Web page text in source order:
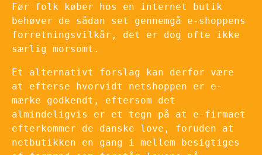
Før folk køber hos en internet butik
behøver de sådan set gennemgå e-shoppens
forretningsvilkår, det er dog ofte ikke
særlig morsomt.
Et alternativt forslag kan derfor være
at efterse hvorvidt netshoppen er e-
mærke godkendt, eftersom det
almindeligvis er et tegn på at e-firmaet
efterkommer de danske love, foruden at
netbutikken en gang i mellem besigtiges